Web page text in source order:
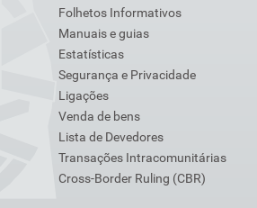
Folhetos Informativos
Manuais e guias
Estatísticas
Segurança e Privacidade
Ligações
Venda de bens
Lista de Devedores
Transações Intracomunitárias
Cross-Border Ruling (CBR)